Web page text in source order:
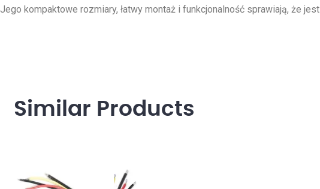
kompaktowe rozmiary, łatwy montaż i funkcjonalność sprawiają, że
Similar Products